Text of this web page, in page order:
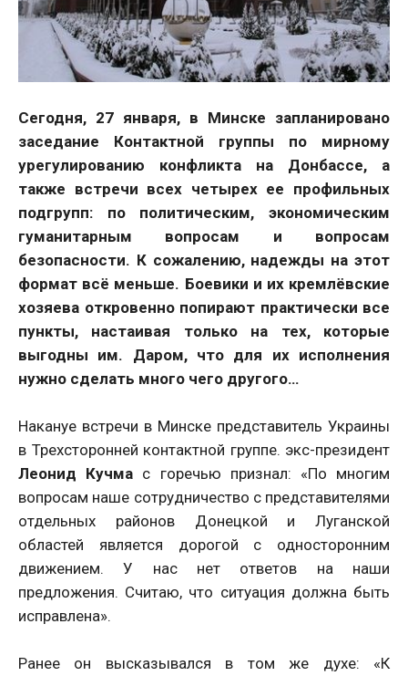
Сегодня, 27 января, в Минске запланировано
заседание Контактной группы по мирному
урегулированию конфликта на Донбассе, а
также встречи всех четырех ее профильных
подгрупп: по политическим, экономическим
гуманитарным вопросам и вопросам
безопасности. К сожалению, надежды на этот
формат всё меньше. Боевики и их кремлёвские
хозяева откровенно попирают практически все
пункты, настаивая только на тех, которые
выгодны им. Даром, что для их исполнения
нужно сделать много чего другого…
Накануе встречи в Минске представитель Украины
в Трехсторонней контактной группе. экс-президент
Леонид Кучма с горечью признал: «По многим
вопросам наше сотрудничество с представителями
отдельных районов Донецкой и Луганской
областей является дорогой с односторонним
движением. У нас нет ответов на наши
предложения. Считаю, что ситуация должна быть
исправлена».
Ранее он высказывался в том же духе: «К